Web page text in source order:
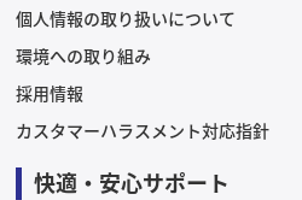
個人情報の取り扱いについて
環境への取り組み
採用情報
カスタマーハラスメント対応指針
快適・安心サポート